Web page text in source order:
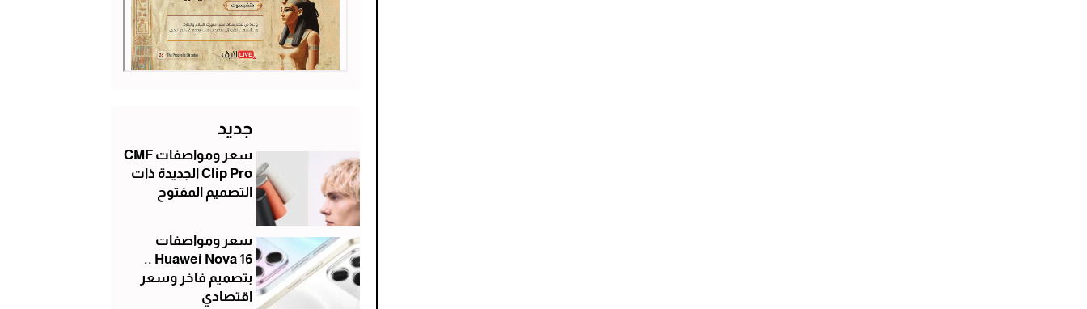
جديد
سعر ومواصفات CMF
Clip Pro الجديدة ذات
التصميم المفتوح
سعر ومواصفات
Huawei Nova 16 ..
بتصميم فاخر وسعر
اقتصادي